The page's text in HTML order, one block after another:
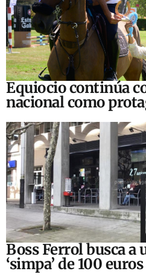
Equiocio continúa
nacional como
Boss Ferrol busca a
‘simpa’ de 100 euros